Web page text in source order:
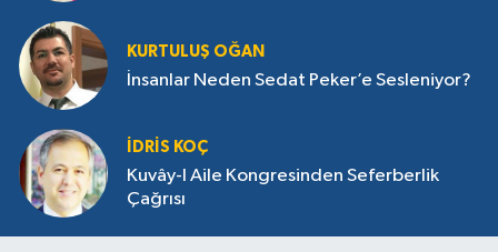
KURTULUŞ OĞAN
İnsanlar Neden Sedat Peker’e Sesleniyor?
İDRIS KOÇ
Kuvây-I Aile Kongresinden Seferberlik
Çağrısı